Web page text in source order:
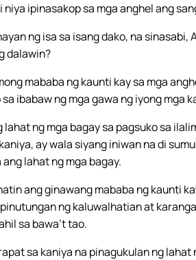
niya ipinasakop sa mga anghel ang
ng isa sa isang dako, na sinasabi,
dalawin?
mababa ng kaunti kay sa mga
sa ibabaw ng mga gawa ng iyong mga
lahat ng mga bagay sa pagsuko sa
ay wala siyang iniwan na di
lahat ng mga bagay.
ang ginawang mababa ng kaunti
ng kaluwalhatian at
sa bawa’t tao.
sa kaniya na pinagukulan ng